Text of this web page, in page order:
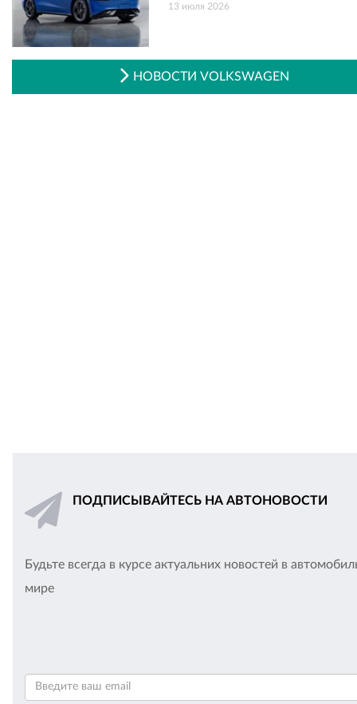
13 июля 2026
НОВОСТИ VOLKSWAGEN
ПОДПИСЫВАЙТЕСЬ НА АВТОНОВОСТИ
Будьте всегда в курсе актуальних новостей в
мире